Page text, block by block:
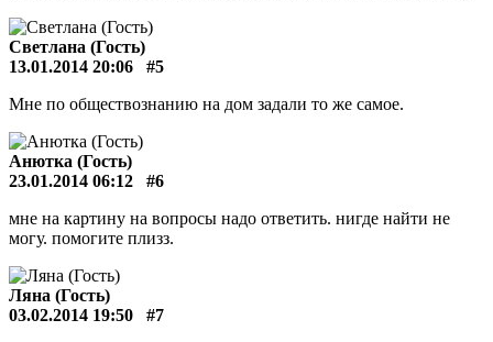
Светлана (Гость)
13.01.2014 20:06
#5
Мне по обществознанию на дом задали то же самое.
Анютка (Гость)
23.01.2014 06:12
#6
мне на картину на вопросы надо ответить. нигде найти не
могу. помогите плизз.
Ляна (Гость)
03.02.2014 19:50
#7